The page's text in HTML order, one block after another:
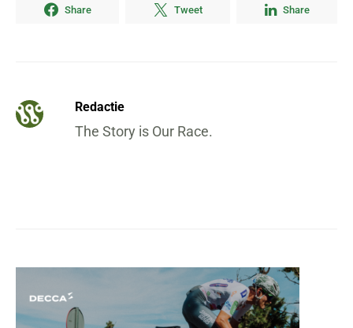
Share Tweet Share
Redactie
The Story is Our Race.